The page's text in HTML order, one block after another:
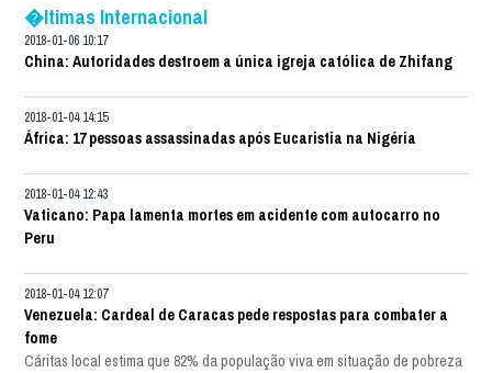
�ltimas Internacional
2018-01-06 10:17
China: Autoridades destroem a única igreja católica de Zhifang
2018-01-04 14:15
África: 17 pessoas assassinadas após Eucaristia na Nigéria
2018-01-04 12:43
Vaticano: Papa lamenta mortes em acidente com autocarro no
Peru
2018-01-04 12:07
Venezuela: Cardeal de Caracas pede respostas para combater a
fome
Cáritas local estima que 82% da população viva em situação de pobreza